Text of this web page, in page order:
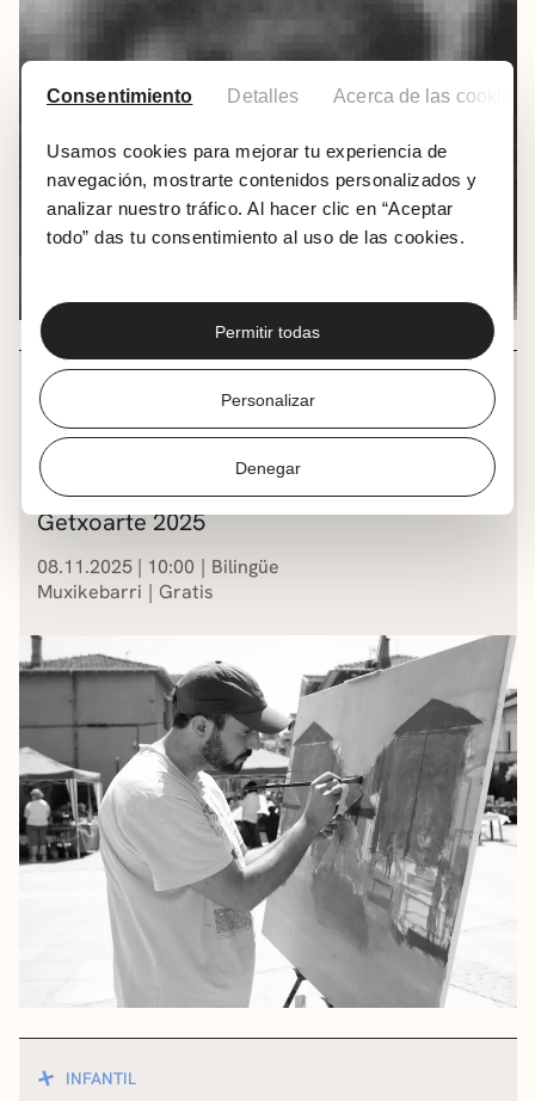
Consentimiento Detalles Acerca de las cookies
Usamos cookies para mejorar tu experiencia de
navegación, mostrarte contenidos personalizados y
analizar nuestro tráfico. Al hacer clic en “Aceptar
todo” das tu consentimiento al uso de las cookies.
Permitir todas
Personalizar
Denegar
Concurso de Pintura al aire
libre (adultos/as)
Getxoarte 2025
08.11.2025 | 10:00
Bilingüe
Muxikebarri
Gratis
INFANTIL